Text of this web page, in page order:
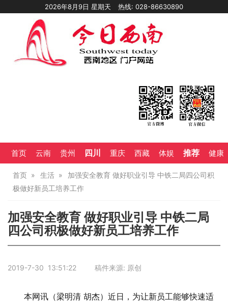
2026年8月9日 星期天 热线: 028-86630890
首页 云南 贵州 四川 重庆 西藏 体娱 推荐 健康
首页 生活
加强安全教育 做好职业引导 中铁二局四公司积
极做好新员工培养工作
加强安全教育 做好职业引导 中铁二局
四公司积极做好新员工培养工作
2019-7-30 13:51:22 稿件来源: 原创
本网讯（梁明清 胡杰）近日，为让新员工能够快速适